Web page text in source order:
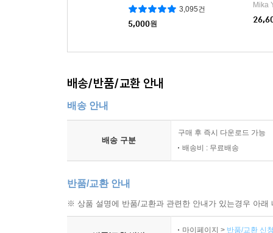
3,095건
5,000원
Mika
배송/반품/교환 안내
배송 안내
배송 구분
구매 후 즉시 다운로드 가능
배송비 : 무료배송
반품/교환 안내
※ 상품 설명에 반품/교환과 관련한 안내가 있는경우 아
마이페이지 > 반품/교환 신